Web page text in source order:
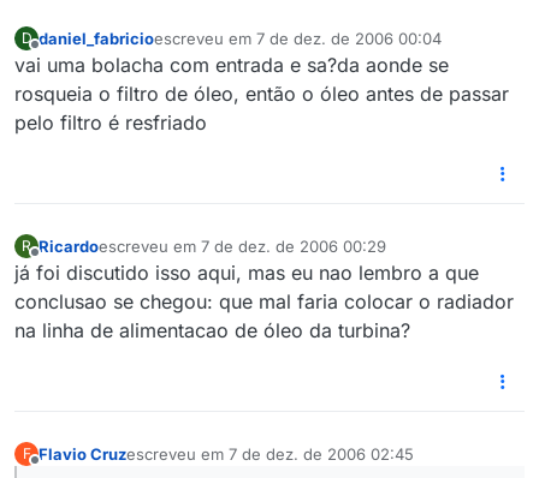
D
Offline
daniel_fabricioescreveu em 7 de dez. de 2006 00:04
última edição por
vai uma bolacha com entrada e sa?da aonde se
rosqueia o filtro de óleo, então o óleo antes de passar
pelo filtro é resfriado
R
Offline
Ricardoescreveu em 7 de dez. de 2006 00:29
última edição por
já foi discutido isso aqui, mas eu nao lembro a que
conclusao se chegou: que mal faria colocar o radiador
na linha de alimentacao de óleo da turbina?
F Flavio Cruzescreveu em 7 de dez. de 2006 02:45
última edição por